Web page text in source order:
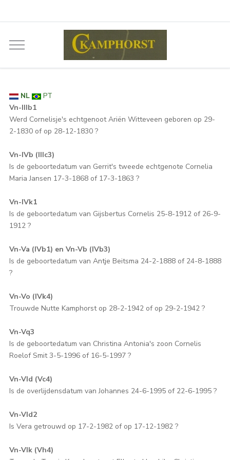
NL
PT
Vn-IIIb1
Werd Cornelisje's echtgenoot Ariën Witteveen geboren op 29-
2-1830 of op 28-12-1830 ?
Vn-IVb (IIIc3)
Is de geboortedatum van Gerrit's tweede echtgenote Cornelia
Maria Jansen 17-3-1868 of 17-3-1863 ?
Vn-IVk1
Is de geboortedatum van Gijsbertus Cornelis 25-8-1912 of 26-9-
1912 ?
Vn-Va (IVb1) en Vn-Vb (IVb3)
Is de geboortedatum van Antje Beitsma 24-2-1888 of 24-8-1888
?
Vn-Vo (IVk4)
Trouwde Nutte Kamphorst op 28-2-1942 of op 29-2-1942 ?
Vn-Vq3
Is de geboortedatum van Christina Antonia's zoon Cornelis
Roelof Smit 3-5-1996 of 16-5-1997 ?
Vn-VId (Vc4)
Is de overlijdensdatum van Johannes 24-6-1995 of 22-6-1995 ?
Vn-VId2
Is Vera getrouwd op 17-2-1982 of op 17-12-1982 ?
Vn-VIk (Vh4)